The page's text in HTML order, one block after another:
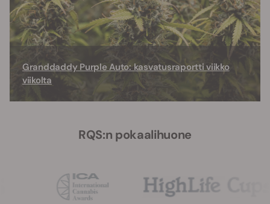
Granddaddy Purple Auto: kasvatusraportti viikko
viikolta
RQS:n pokaalihuone